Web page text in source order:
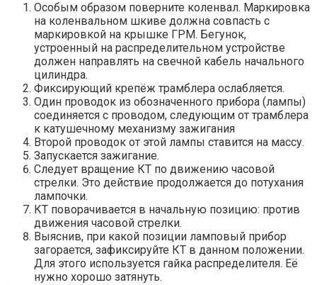
Особым образом поверните коленвал. Маркировка
на коленвальном шкиве должна совпасть с
маркировкой на крышке ГРМ. Бегунок,
устроенный на распределительном устройстве
должен направлять на свечной кабель начального
цилиндра.
Фиксирующий крепёж трамблера ослабляется.
Один проводок из обозначенного прибора (лампы)
соединяется с проводом, следующим от трамблера
к катушечному механизму зажигания
Второй проводок от этой лампы ставится на массу.
Запускается зажигание.
Следует вращение КТ по движению часовой
стрелки. Это действие продолжается до потухания
лампочки.
КТ поворачивается в начальную позицию: против
движения часовой стрелки.
Выяснив, при какой позиции ламповый прибор
загорается, зафиксируйте КТ в данном положении.
Для этого используется гайка распределителя. Её
нужно хорошо затянуть.